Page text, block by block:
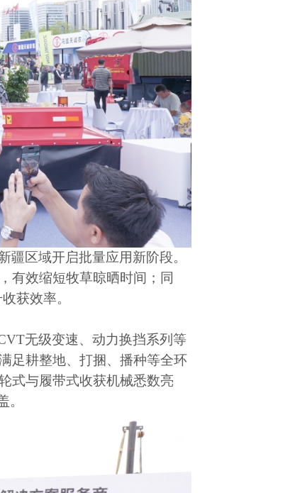
区域开启批量应用新阶段。
有效缩短牧草晾晒时间；同
获效率。
无级变速、动力换挡系列等
足耕整地、打捆、播种等全环
式与履带式收获机械悉数亮
。